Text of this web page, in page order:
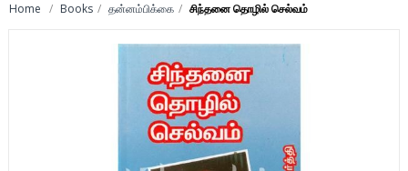
Home Books தன்னம்பிக்கை சிந்தனை தொழில் செல்வம்